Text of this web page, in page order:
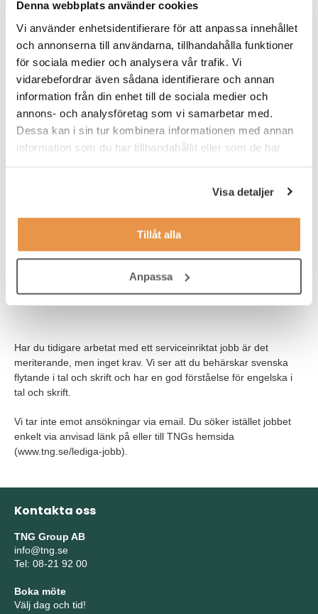
Denna webbplats använder cookies
Vi använder enhetsidentifierare för att anpassa innehållet
och annonserna till användarna, tillhandahålla funktioner
för sociala medier och analysera vår trafik. Vi
vidarebefordrar även sådana identifierare och annan
information från din enhet till de sociala medier och
annons- och analysföretag som vi samarbetar med.
Dessa kan i sin tur kombinera informationen med annan
information som du har tillhandahållit eller som de har
Visa detaljer
Tillåt alla
Anpassa
hjälp har du avstämningar med en area manager, och under
introduktionen tar du del av vilka rutiner som du behöver ha koll
på.
Våra förväntningar
Vi söker dig som:
har ett intresse för service
tycker om att bygga relationer med medlemmar
ser en långsiktighet med jobbet på Fitness24Seven
Har du tidigare arbetat med ett serviceinriktat jobb är det
meriterande, men inget krav. Vi ser att du behärskar svenska
flytande i tal och skrift och har en god förståelse för engelska i
tal och skrift.
Vi tar inte emot ansökningar via email. Du söker istället jobbet
enkelt via anvisad länk på eller till TNGs hemsida
(www.tng.se/lediga-jobb).
Kontakta oss
TNG Group AB
info@tng.se
Tel: 08-21 92 00
Boka möte
Välj dag och tid!